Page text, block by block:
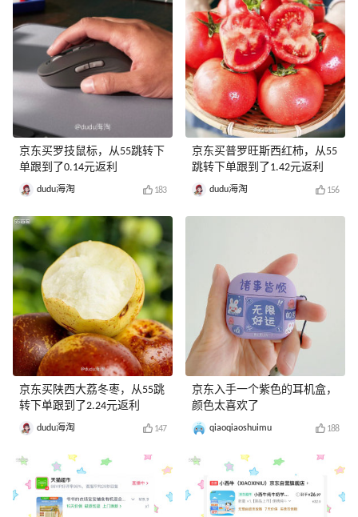
京东买罗技鼠标，从55跳转下
单跟到了0.14元返利
dudu海淘 183
京东买陕西大荔冬枣，从55跳
转下单跟到了2.24元返利
dudu海淘 147
京东买普罗旺斯西红柿，从55
跳转下单跟到了1.42元返利
dudu海淘 156
京东入手一个紫色的耳机盒，
颜色太喜欢了
qiaoqiaoshuimu 188